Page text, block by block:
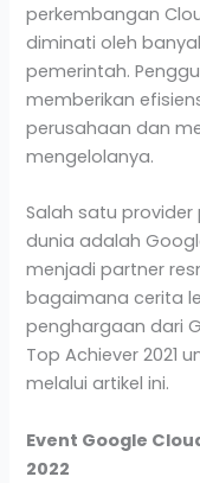
perkembangan
diminati oleh
pemerintah.
memberikan
perusahaan dan
mengelolanya.
Salah satu
dunia adalah
menjadi partner
bagaimana cerita
penghargaan dari
Top Achiever 2021
melalui artikel ini.
Event Google
2022